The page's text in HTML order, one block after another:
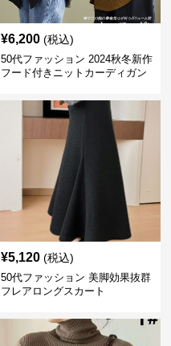
¥6,200 (税込)
50代ファッション 2024秋冬新作
フード付きニットカーディガン
¥5,120 (税込)
50代ファッション 美脚効果抜群
フレアロングスカート